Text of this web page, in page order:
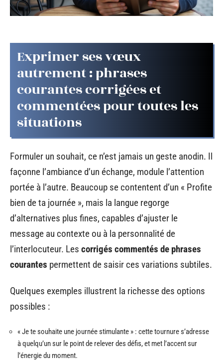
Exprimer ses vœux
autrement : phrases
courantes corrigées et
commentées pour toutes les
situations
Formuler un souhait, ce n’est jamais un geste anodin. Il
façonne l’ambiance d’un échange, module l’attention
portée à l’autre. Beaucoup se contentent d’un « Profite
bien de ta journée », mais la langue regorge
d’alternatives plus fines, capables d’ajuster le
message au contexte ou à la personnalité de
l’interlocuteur. Les corrigés commentés de phrases
courantes permettent de saisir ces variations subtiles.
Quelques exemples illustrent la richesse des options
possibles :
« Je te souhaite une journée stimulante » : cette tournure s’adresse
à quelqu’un sur le point de relever des défis, et met l’accent sur
l’énergie du moment.